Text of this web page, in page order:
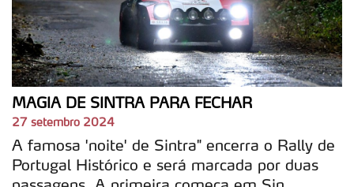
MAGIA DE SINTRA PARA FECHAR
27 setembro 2024
A famosa 'noite' de Sintra" encerra o Rally de
Portugal Histórico e será marcada por duas